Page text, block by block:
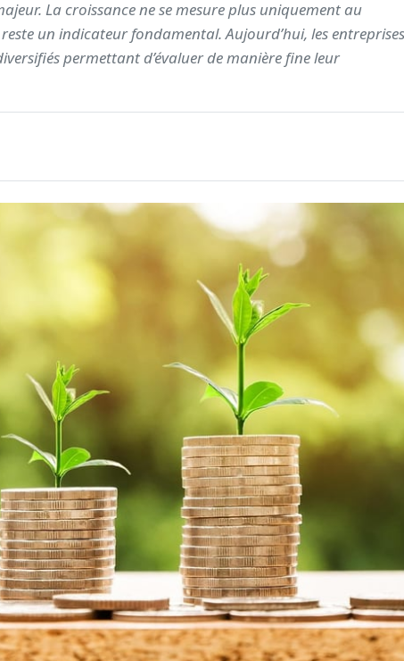
La croissance ne se mesure plus uniquement au
un indicateur fondamental. Aujourd’hui, les entreprises
permettant d’évaluer de manière fine leur